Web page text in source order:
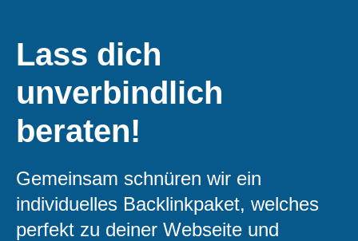
Lass dich
unverbindlich
beraten!
Gemeinsam schnüren wir ein
individuelles Backlinkpaket, welches
perfekt zu deiner Webseite und